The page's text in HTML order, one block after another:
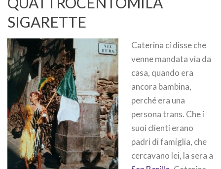
SIGARETTE
Caterina ci disse che
venne mandata via da
casa, quando era
ancora bambina,
perché era una
persona trans. Che i
suoi clienti erano
padri di famiglia, che
cercavano lei, la sera a